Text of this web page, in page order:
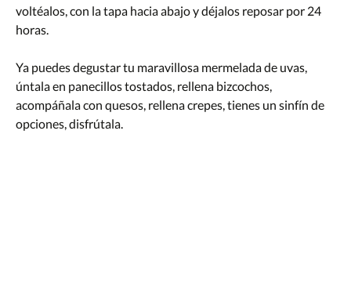
voltéalos, con la tapa hacia abajo y déjalos reposar por 24
horas.
Ya puedes degustar tu maravillosa mermelada de uvas,
úntala en panecillos tostados, rellena bizcochos,
acompáñala con quesos, rellena crepes, tienes un sinfín de
opciones, disfrútala.